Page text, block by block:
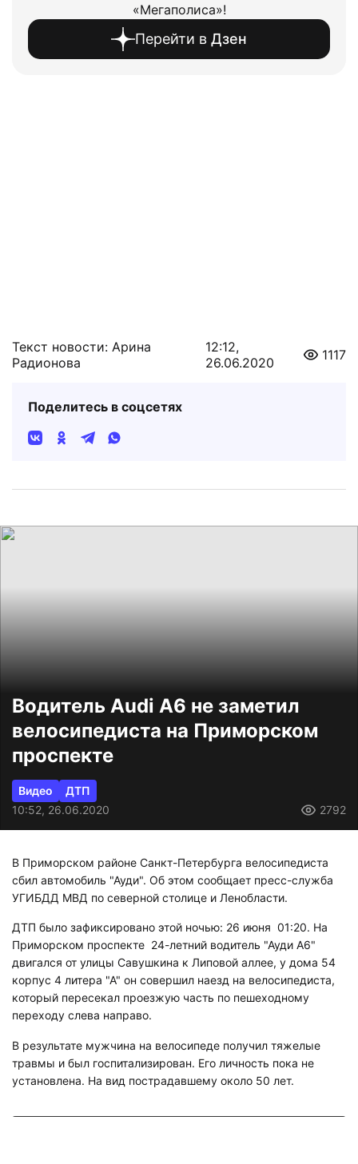
«Мегаполиса»!
Перейти в Дзен
Текст новости: Арина
Радионова
12:12,
26.06.2020
1117
Поделитесь в соцсетях
Водитель Audi А6 не заметил
велосипедиста на Приморском
проспекте
Видео
ДТП
10:52, 26.06.2020
2792
В Приморском районе Санкт-Петербурга велосипедиста
сбил автомобиль "Ауди". Об этом сообщает пресс-служба
УГИБДД МВД по северной столице и Ленобласти.
ДТП было зафиксировано этой ночью: 26 июня 01:20. На
Приморском проспекте 24-летний водитель "Ауди А6"
двигался от улицы Савушкина к Липовой аллее, у дома 54
корпус 4 литера "А" он совершил наезд на велосипедиста,
который пересекал проезжую часть по пешеходному
переходу слева направо.
В результате мужчина на велосипеде получил тяжелые
травмы и был госпитализирован. Его личность пока не
установлена. На вид пострадавшему около 50 лет.